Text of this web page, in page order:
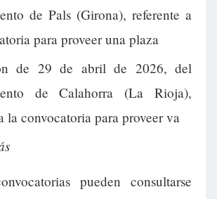
de Pals (Girona), referente a
para proveer una plaza
de 29 de abril de 2026, del
de Calahorra (La Rioja),
la convocatoria para proveer va
pueden consultarse